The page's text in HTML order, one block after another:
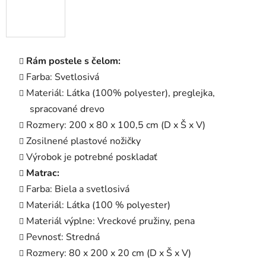
Rám postele s čelom:
Farba: Svetlosivá
Materiál: Látka (100% polyester), preglejka,
spracované drevo
Rozmery: 200 x 80 x 100,5 cm (D x Š x V)
Zosilnené plastové nožičky
Výrobok je potrebné poskladať
Matrac:
Farba: Biela a svetlosivá
Materiál: Látka (100 % polyester)
Materiál výplne: Vreckové pružiny, pena
Pevnosť: Stredná
Rozmery: 80 x 200 x 20 cm (D x Š x V)